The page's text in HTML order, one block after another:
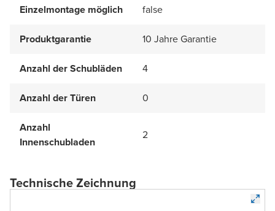
Einzelmontage möglich false
Produktgarantie 10 Jahre Garantie
Anzahl der Schubläden 4
Anzahl der Türen 0
Anzahl
Innenschubladen
2
Technische Zeichnung